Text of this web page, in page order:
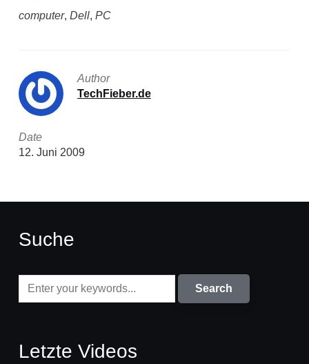
computer, Dell, PC
Author
TechFieber.de
Date
12. Juni 2009
Suche
Letzte Videos